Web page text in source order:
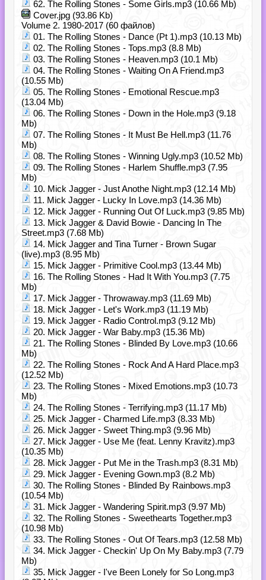
62. The Rolling Stones - Some Girls.mp3 (10.66 Mb)
Cover.jpg (93.86 Kb)
Volume 2. 1980-2017 (60 файлов)
01. The Rolling Stones - Dance (Pt 1).mp3 (10.13 Mb)
02. The Rolling Stones - Tops.mp3 (8.8 Mb)
03. The Rolling Stones - Heaven.mp3 (10.1 Mb)
04. The Rolling Stones - Waiting On A Friend.mp3
(10.55 Mb)
05. The Rolling Stones - Emotional Rescue.mp3
(13.04 Mb)
06. The Rolling Stones - Down in the Hole.mp3 (9.18
Mb)
07. The Rolling Stones - It Must Be Hell.mp3 (11.76
Mb)
08. The Rolling Stones - Winning Ugly.mp3 (10.52 Mb)
09. The Rolling Stones - Harlem Shuffle.mp3 (7.95
Mb)
10. Mick Jagger - Just Anothe Night.mp3 (12.14 Mb)
11. Mick Jagger - Lucky In Love.mp3 (14.36 Mb)
12. Mick Jagger - Running Out Of Luck.mp3 (9.85 Mb)
13. Mick Jagger & David Bowie - Dancing In The
Street.mp3 (7.68 Mb)
14. Mick Jagger and Tina Turner - Brown Sugar
(live).mp3 (8.95 Mb)
15. Mick Jagger - Primitive Cool.mp3 (13.44 Mb)
16. The Rolling Stones - Had It With You.mp3 (7.75
Mb)
17. Mick Jagger - Throwaway.mp3 (11.69 Mb)
18. Mick Jagger - Let's Work.mp3 (11.19 Mb)
19. Mick Jagger - Radio Control.mp3 (9.12 Mb)
20. Mick Jagger - War Baby.mp3 (15.36 Mb)
21. The Rolling Stones - Blinded By Love.mp3 (10.66
Mb)
22. The Rolling Stones - Rock And A Hard Place.mp3
(12.52 Mb)
23. The Rolling Stones - Mixed Emotions.mp3 (10.73
Mb)
24. The Rolling Stones - Terrifying.mp3 (11.17 Mb)
25. Mick Jagger - Charmed Life.mp3 (8.33 Mb)
26. Mick Jagger - Sweet Thing.mp3 (9.96 Mb)
27. Mick Jagger - Use Me (feat. Lenny Kravitz).mp3
(10.35 Mb)
28. Mick Jagger - Put Me in the Trash.mp3 (8.31 Mb)
29. Mick Jagger - Evening Gown.mp3 (8.2 Mb)
30. The Rolling Stones - Blinded By Rainbows.mp3
(10.54 Mb)
31. Mick Jagger - Wandering Spirit.mp3 (9.97 Mb)
32. The Rolling Stones - Sweethearts Together.mp3
(10.98 Mb)
33. The Rolling Stones - Out Of Tears.mp3 (12.58 Mb)
34. Mick Jagger - Checkin' Up On My Baby.mp3 (7.79
Mb)
35. Mick Jagger - I've Been Lonely for So Long.mp3